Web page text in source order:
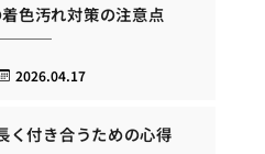
色汚れ対策の注意点
2026.04.17
く付き合うための心得